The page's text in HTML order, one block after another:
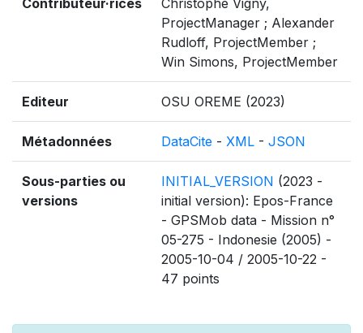
Contributeur·rices
Christophe Vigny,
ProjectManager ; Alexander
Rudloff, ProjectMember ;
Win Simons, ProjectMember
Editeur OSU OREME (2023)
Métadonnées DataCite - XML - JSON
Sous-parties ou
versions
INITIAL_VERSION (2023 -
initial version): Epos-France
- GPSMob data - Mission n°
05-275 - Indonesie (2005) -
2005-10-04 / 2005-10-22 -
47 points